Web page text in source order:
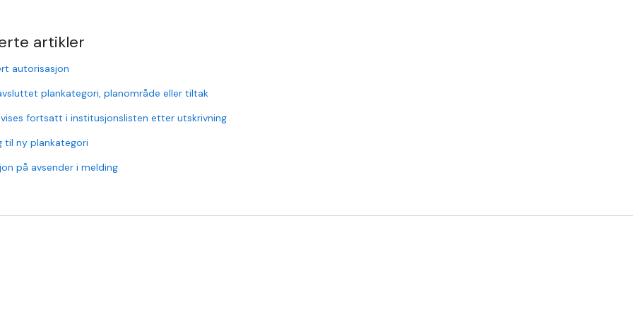
artikler
autorisasjon
plankategori, planområde eller tiltak
vises fortsatt i institusjonslisten etter utskrivning
til ny plankategori
på avsender i melding